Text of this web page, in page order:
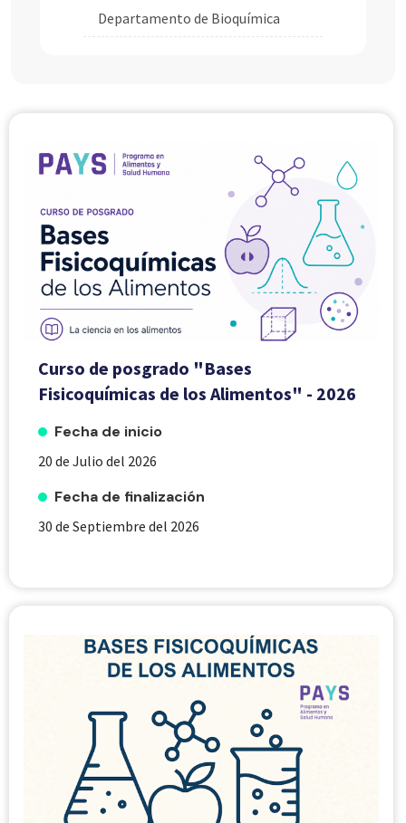
Departamento de Bioquímica
Curso de posgrado "Bases
Fisicoquímicas de los Alimentos" - 2026
Fecha de inicio
20 de Julio del 2026
Fecha de finalización
30 de Septiembre del 2026